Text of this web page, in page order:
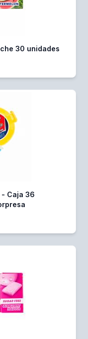
30 unidades
- Caja 36